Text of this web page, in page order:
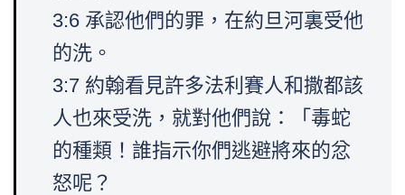
3:6 承認他們的罪，在約旦河裏受他
的洗。
3:7 約翰看見許多法利賽人和撒都該
人也來受洗，就對他們說：「毒蛇
的種類！誰指示你們逃避將來的忿
怒呢？